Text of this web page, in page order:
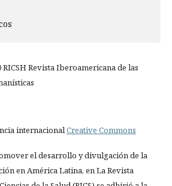
Revista Iberoamericana de las
internacional Creative Commons
el desarrollo y divulgación de la
en América Latina, en La Revista